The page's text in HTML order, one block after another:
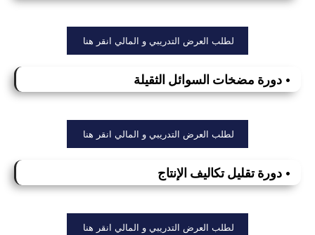
لطلب العرض التدريبي و المالي انقر هنا
• دورة مضخات السوائل الثقيلة
لطلب العرض التدريبي و المالي انقر هنا
• دورة تقليل تكاليف الإنتاج
لطلب العرض التدريبي و المالي انقر هنا